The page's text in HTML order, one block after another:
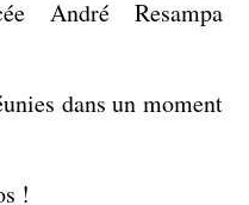
André Resampa
dans un moment
!